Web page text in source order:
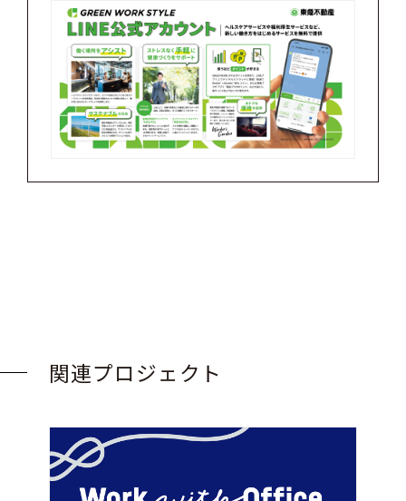
関連プロジェクト